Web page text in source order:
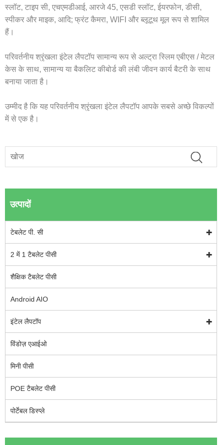
स्लॉट, टाइप सी, एचएमडीआई, आरजे 45, एसडी स्लॉट, ईयरफोन, डीसी,
स्पीकर और माइक, आदि; फ्रंट कैमरा, WIFI और ब्लूटूथ मूल रूप से शामिल
हैं।
परिवर्तनीय श्रृंखला इंटेल लैपटॉप सामान्य रूप से अल्ट्रा स्लिम एबीएस / मेटल
केस के साथ, सामान्य या बैकलिट कीबोर्ड की लंबी जीवन कार्य बैटरी के साथ
बनाया जाता है।
उम्मीद है कि यह परिवर्तनीय श्रृंखला इंटेल लैपटॉप आपके सबसे अच्छे विकल्पों
में से एक है।
उत्पादों
टेबलेट पी. सी
2 में 1 टैबलेट पीसी
शैक्षिक टैबलेट पीसी
Android AIO
इंटेल लैपटॉप
विंडोज़ एआईओ
मिनी पीसी
POE टैबलेट पीसी
पोर्टेबल डिस्प्ले